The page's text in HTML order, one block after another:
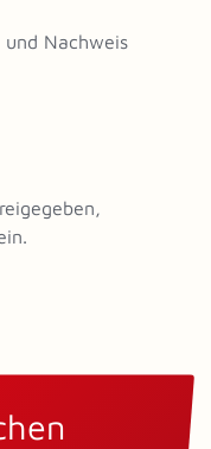
und Nachweis